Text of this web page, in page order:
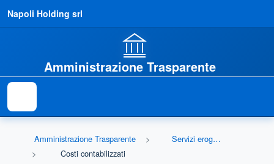
Napoli Holding srl
Amministrazione Trasparente
Amministrazione Trasparente
Servizi erogati
Costi contabilizzati